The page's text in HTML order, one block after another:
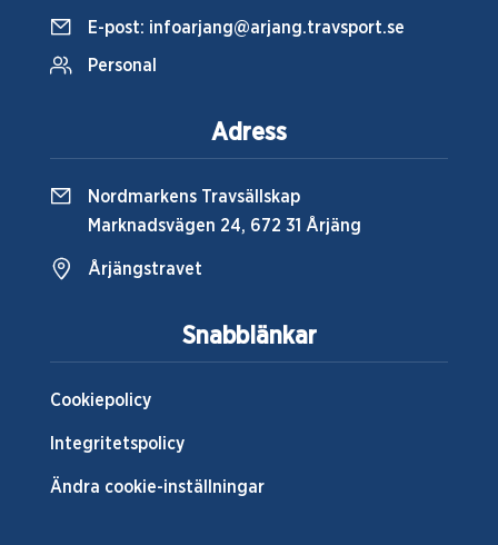
Snabblänkar
Cookiepolicy
Integritetspolicy
Ändra cookie-inställningar
E-post: infoarjang@arjang.travsport.se
Personal
Adress
Nordmarkens Travsällskap
Marknadsvägen 24, 672 31 Årjäng
Årjängstravet